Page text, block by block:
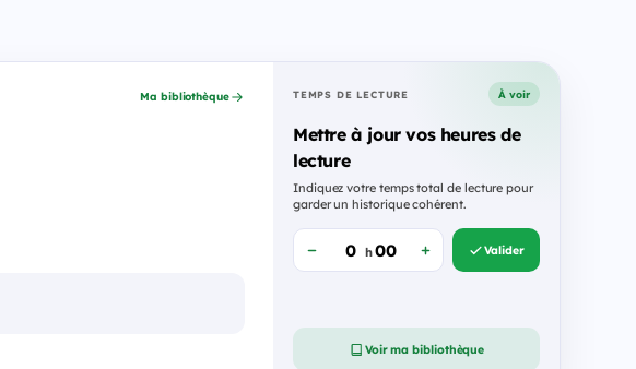
Ma bibliothèque TEMPS DE LECTURE À voir
Mettre à jour vos heures de
lecture
Indiquez votre temps total de lecture pour
garder un historique cohérent.
h Valider
Voir ma bibliothèque